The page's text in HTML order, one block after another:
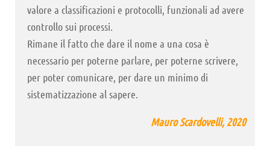
valore a classificazioni e protocolli, funzionali ad avere
controllo sui processi.
Rimane il fatto che dare il nome a una cosa è
necessario per poterne parlare, per poterne scrivere,
per poter comunicare, per dare un minimo di
sistematizzazione al sapere.
Mauro Scardovelli, 2020